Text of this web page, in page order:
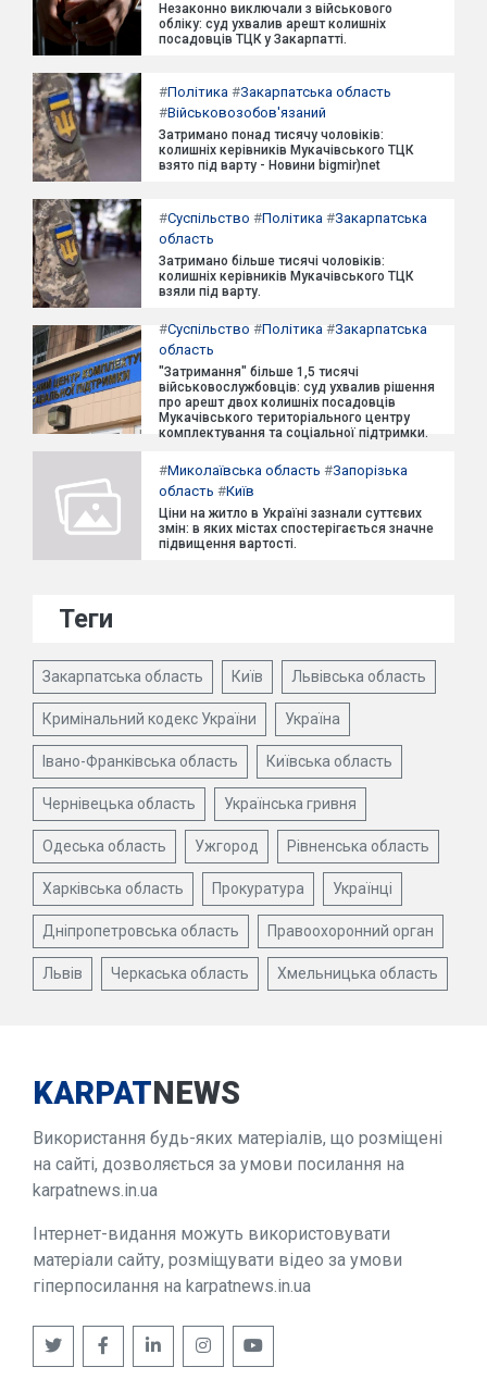
Незаконно виключали з військового
обліку: суд ухвалив арешт колишніх
посадовців ТЦК у Закарпатті.
#Політика #Закарпатська область
#Військовозобов'язаний
Затримано понад тисячу чоловіків:
колишніх керівників Мукачівського ТЦК
взято під варту - Новини bigmir)net
#Суспільство #Політика #Закарпатська
область
Затримано більше тисячі чоловіків:
колишніх керівників Мукачівського ТЦК
взяли під варту.
#Суспільство #Політика #Закарпатська
область
"Затримання" більше 1,5 тисячі
військовослужбовців: суд ухвалив рішення
про арешт двох колишніх посадовців
Мукачівського територіального центру
комплектування та соціальної підтримки.
#Миколаївська область #Запорізька
область #Київ
Ціни на житло в Україні зазнали суттєвих
змін: в яких містах спостерігається значне
підвищення вартості.
Теги
Закарпатська область Київ Львівська область
Кримінальний кодекс України Україна
Івано-Франківська область Київська область
Чернівецька область Українська гривня
Одеська область Ужгород Рівненська область
Харківська область Прокуратура Українці
Дніпропетровська область Правоохоронний орган
Львів Черкаська область Хмельницька область
KARPATNEWS
Використання будь-яких матеріалів, що розміщені
на сайті, дозволяється за умови посилання на
karpatnews.in.ua
Інтернет-видання можуть використовувати
матеріали сайту, розміщувати відео за умови
гіперпосилання на karpatnews.in.ua